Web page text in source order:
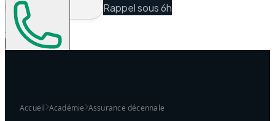
Rappel sous 6h
Espace Client
Accueil Académie Assurance décennale